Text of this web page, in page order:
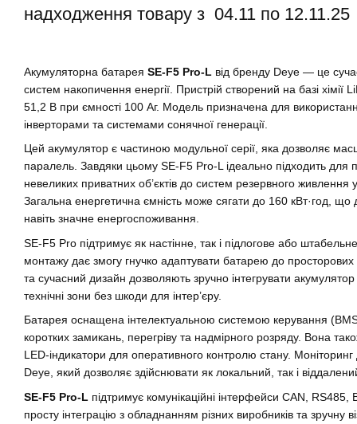
надходження товару з 04.11 по 12.11.25
Акумуляторна батарея SE-F5 Pro-L від бренду Deye — це
систем накопичення енергії. Пристрій створений на базі хімії
51,2 В при ємності 100 Аг. Модель призначена для
інверторами та системами сонячної генерації.
Цей акумулятор є частиною модульної серії, яка дозволяє
паралель. Завдяки цьому SE-F5 Pro-L ідеально підходить для
невеликих приватних об’єктів до систем резервного живлення
Загальна енергетична ємність може сягати до 160 кВт·год,
навіть значне енергоспоживання.
SE-F5 Pro підтримує як настінне, так і підлогове або
монтажу дає змогу гнучко адаптувати батарею до
та сучасний дизайн дозволяють зручно інтегрувати
технічні зони без шкоди для інтер’єру.
Батарея оснащена інтелектуальною системою керування
коротких замикань, перегріву та надмірного розряду. Вона
LED-індикатори для оперативного контролю стану.
Deye, який дозволяє здійснювати як локальний, так і
SE-F5 Pro-L підтримує комунікаційні інтерфейси CAN,
просту інтеграцію з обладнанням різних виробників та зручну